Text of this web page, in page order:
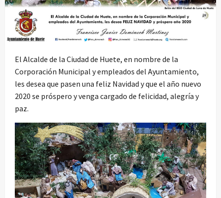
El Alcalde de la Ciudad de Huete, en nombre de la
Corporación Municipal y empleados del Ayuntamiento,
les desea que pasen una feliz Navidad y que el año nuevo
2020 se próspero y venga cargado de felicidad, alegría y
paz.